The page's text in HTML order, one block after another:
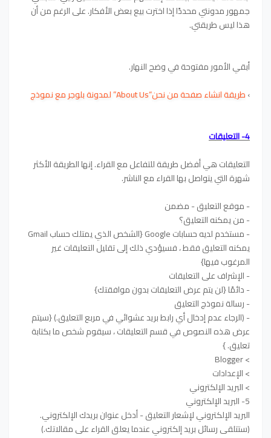
جمهور مدونتي محددًا إذا اخترت بيع بعض الأفكار. على الرغم من أن
هذا ليس طريقتي.
أبقي الأمور مفتوحة في وضح النهار.
›طريقة انشاء صفحة من نحن“About Us” لمدونة بلوجر مع نموذج
4- التعليقات
التعليقات هي أفضل طريقة للتفاعل مع القراء. إنها الطريقة الأكثر
شهرة التي يتواصل بها القراء مع الناشر.
- موقع التعليق - مضمن
- من يمكنه التعليق؟
- مستخدم لديه حسابات Google {الشخص الذي يمتلك حساب Gmail
يمكنه التعليق فقط ، فسيؤدي ذلك إلى تقليل التعليقات غير
المرغوب فيها}
- الإشراف على التعليقات
- دائمًا {لن يتم عرض التعليقات بدون موافقتك}
- رسالة نموذج التعليق
- (الرجاء عدم إدخال أي رابط بريد عشوائي في مربع التعليق.) {سيتم
عرض هذه النصوص في قسم التعليقات ، سيقوم شخص ما بكتابة
تعليق. }
> Blogger
> الإعدادات
> البريد الإلكتروني
5- البريد الإلكتروني
البريد الإلكتروني لإشعار التعليق - أدخل عنوان بريدك الإلكتروني.
(ستتلقى رسائل بريد إلكتروني عندما يعلق القراء على مقالاتك.)